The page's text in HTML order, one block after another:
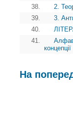
38.
2.
39.
3.
40.
41.
концепції
На